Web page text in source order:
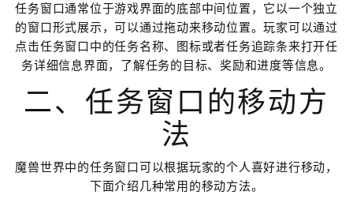
任务窗口通常位于游戏界面的底部中间位置，它以一个独立
的窗口形式展示，可以通过拖动来移动位置。玩家可以通过
点击任务窗口中的任务名称、图标或者任务追踪条来打开任
务详细信息界面，了解任务的目标、奖励和进度等信息。
二、任务窗口的移动方
法
魔兽世界中的任务窗口可以根据玩家的个人喜好进行移动，
下面介绍几种常用的移动方法。